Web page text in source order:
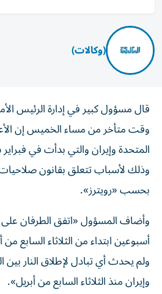
(وكالات)
قال مسؤول ‌كبير في إدارة ​الرئيس
وقت ‌متأخر من مساء الخميس إن
المتحدة وإيران والتي بدأت في
وذلك ​لأسباب تتعلق بقانون
بحسب «رويترز».
وأضاف المسؤول «اتفق الطرفان
أسبوعين ابتداء ​من ‌الثلاثاء السابع
ولم ‌يحدث أي ‌تبادل لإطلاق ⁠النار ‌بين
وإيران ⁠منذ الثلاثاء ​السابع من أبريل».